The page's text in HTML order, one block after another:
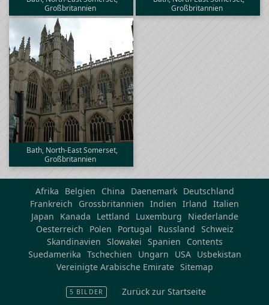
Großbritannien
Großbritannien
Bath, North-East Somerset,
Großbritannien
Afrika Belgien China Daenemark
Deutschland
Frankreich
Grossbritannien Indien Irland Italien
Japan
Kanada Lettland Luxemburg
Niederlande
Oesterreich
Polen Portugal Russland Schweiz
Skandinavien Slowakei Spanien
Contents
Suedamerika Tschechien Ungarn USA
Usbekistan
Vereinigte Arabische Emirate Sitemap
5 BILDER Zurück zur Startseite